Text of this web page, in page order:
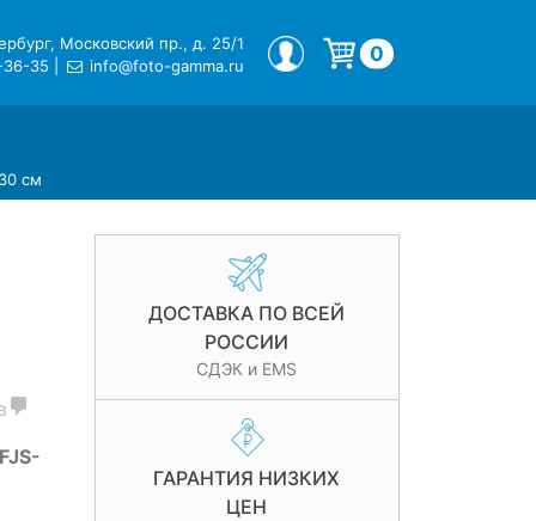
Московский пр., д. 25/1
36-35
info@foto-gamma.ru
МОЙ ПРОФИЛЬ 0
см
ДОСТАВКА ПО ВСЕЙ
РОССИИ
СДЭК и EMS
ГАРАНТИЯ НИЗКИХ
ЦЕН